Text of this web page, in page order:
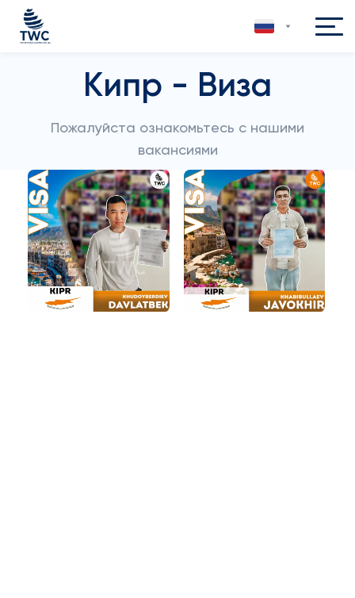
Кипр - Виза
Пожалуйста ознакомьтесь с нашими
вакансиями